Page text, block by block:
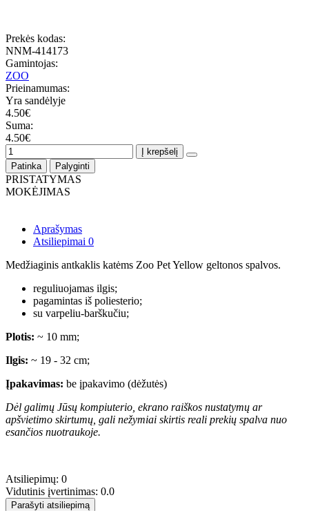
Prekės kodas:
NNM-414173
Gamintojas:
ZOO
Prieinamumas:
Yra sandėlyje
4.50€
Suma:
4.50€
Į krepšelį
Patinka
Palyginti
PRISTATYMAS
MOKĖJIMAS
Aprašymas
Atsiliepimai 0
Medžiaginis antkaklis katėms Zoo Pet Yellow geltonos spalvos.
reguliuojamas ilgis;
pagamintas iš poliesterio;
su varpeliu-barškučiu;
Plotis: ~ 10 mm;
Ilgis: ~ 19 - 32 cm;
Įpakavimas: be įpakavimo (dėžutės)
Dėl galimų Jūsų kompiuterio, ekrano raiškos nustatymų ar
apšvietimo skirtumų, gali nežymiai skirtis reali prekių spalva nuo
esančios nuotraukoje.
Atsiliepimų: 0
Vidutinis įvertinimas: 0.0
Parašyti atsiliepimą